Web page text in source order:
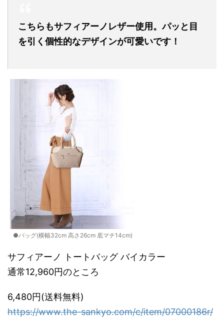
こちらもサフィアーノレザー使用。パッと目
を引く個性的なデザインが可愛いです！
●バッグ(横幅32cm 高さ26cm 底マチ14cm)
サフィアーノ トートバッグ バイカラー
通常12,960円のところ
6,480円(送料無料)
https://www.the-sankyo.com/c/item/07000186r/